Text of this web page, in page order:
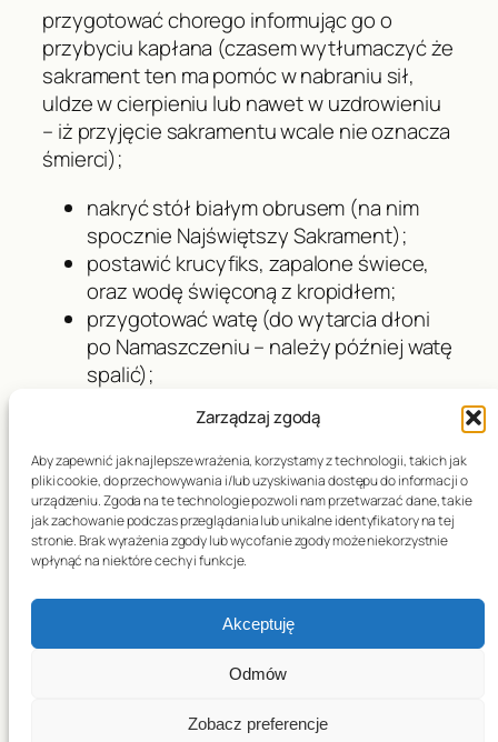
Zarządzaj zgodą
Aby zapewnić jak najlepsze wrażenia, korzystamy z technologii, takich jak
pliki cookie, do przechowywania i/lub uzyskiwania dostępu do informacji o
urządzeniu. Zgoda na te technologie pozwoli nam przetwarzać dane, takie
jak zachowanie podczas przeglądania lub unikalne identyfikatory na tej
stronie. Brak wyrażenia zgody lub wycofanie zgody może niekorzystnie
wpłynąć na niektóre cechy i funkcje.
Akceptuję
Odmów
Zobacz preferencje
przygotować chorego informując go o
przybyciu kapłana (czasem wytłumaczyć że
sakrament ten ma pomóc w nabraniu sił,
uldze w cierpieniu lub nawet w uzdrowieniu
– iż przyjęcie sakramentu wcale nie oznacza
śmierci);
nakryć stół białym obrusem (na nim
spocznie Najświętszy Sakrament);
postawić krucyfiks, zapalone świece,
oraz wodę święconą z kropidłem;
przygotować watę (do wytarcia dłoni
po Namaszczeniu – należy później watę
spalić);
przyjęciu komunii chory może poprosić
o popicie).
Jesteśmy odpowiedzialni za wezwanie
księdza do chorego, który o to poprosi.
Zaniedbanie tego obowiązku obciąża nasze
chorego jest ciężki a mimo to zaniedbujemy
ten obowiązek.